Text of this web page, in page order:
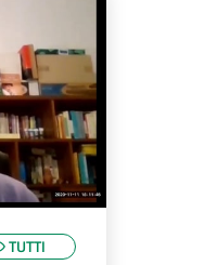
TUTTI